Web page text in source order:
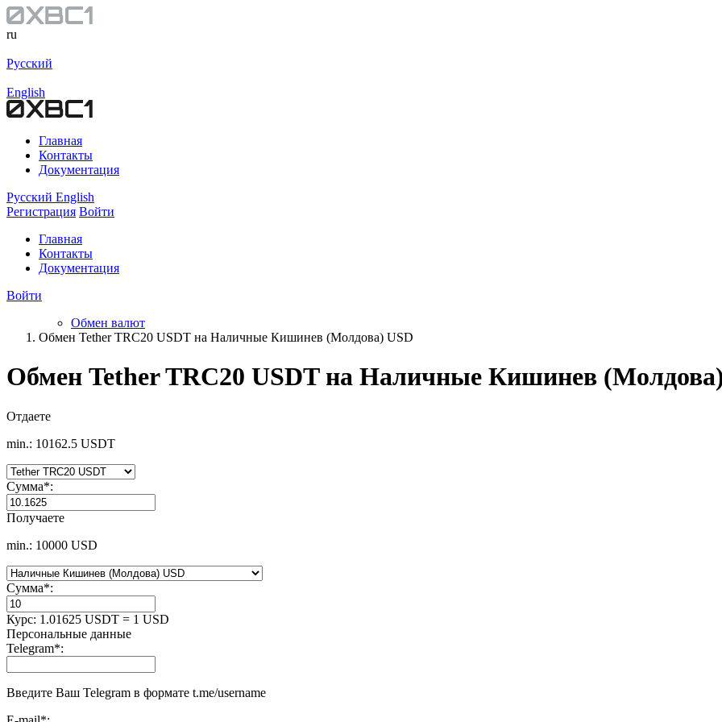
ru
Русский
English
Главная
Контакты
Документация
Русский English
Регистрация Войти
Главная
Контакты
Документация
Войти
Обмен валют
Обмен Tether TRC20 USDT на Наличные Кишинев (Молдова) USD
Обмен Tether TRC20 USDT на Наличные Кишинев
Отдаете
min.: 10162.5 USDT
Сумма*:
Получаете
min.: 10000 USD
Сумма*:
Курс: 1.01625 USDT = 1 USD
Персональные данные
Telegram*:
Введите Ваш Telegram в формате t.me/username